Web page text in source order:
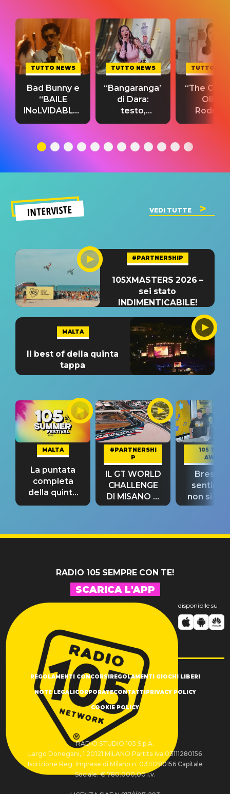
TUTTO NEWS
Bad Bunny e
“BAILE
INoLVIDABLE”:
testo,
significato
TUTTO NEWS
“Bangaranga”
di Dara:
testo,
traduzione e
del singolo
TUTTO
“The
Olivia
testo,
INTERVISTE VEDI TUTTE
#PARTNERSHIP
105XMASTERS 2026 –
sei stato
INDIMENTICABILE!
MALTA
Il best of della quinta
tappa
MALTA
La puntata
completa
della quinta
tappa
#PARTNERSHI
P
IL GT WORLD
CHALLENGE
DI MISANO si
riconferma
105 TAKE
AWAY
Bresh:
non si
fino alla
RADIO 105 SEMPRE CON TE!
SCARICA L'APP
disponibile su
REGOLAMENTI CONCORSIREGOLAMENTI GIOCHI LIBERI
NOTE LEGALICORPORATECONTATTIPRIVACY POLICY
COOKIE POLICY
RADIO STUDIO 105 S.p.A.
Largo Donegani, 1 20121 MILANO Partita Iva 03111280156
Iscrizione Reg. Imprese di Milano n. 03111280156 Capitale
Sociale: € 780.000,00 i.v.